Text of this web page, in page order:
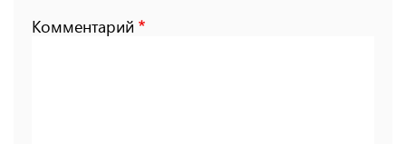
Комментарий